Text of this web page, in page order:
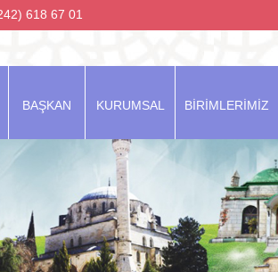
618 67 01
BAŞKAN KURUMSAL BİRİMLERİMİZ